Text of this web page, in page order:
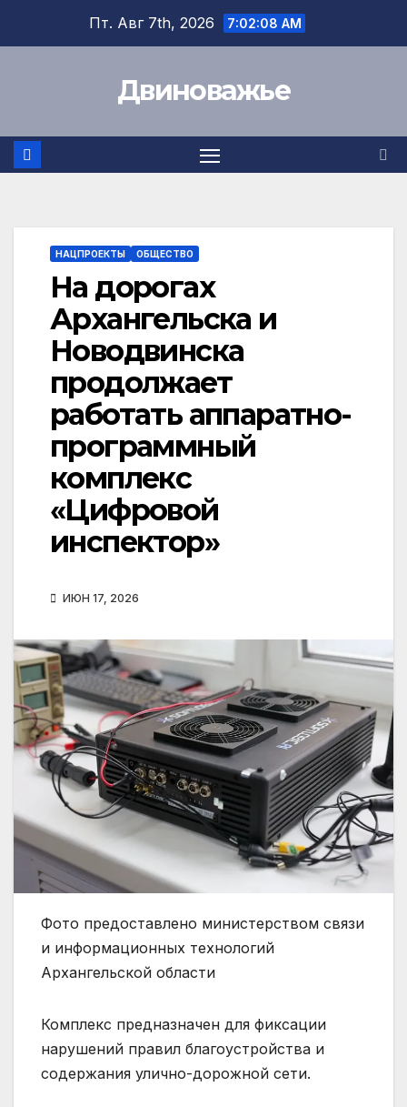
Пт. Авг 7th, 2026 7:02:09 AM
Двиноважье
НАЦПРОЕКТЫ ОБЩЕСТВО
На дорогах
Архангельска и
Новодвинска
продолжает
работать аппаратно-
программный
комплекс
«Цифровой
инспектор»
ИЮН 17, 2026
Фото предоставлено министерством связи
и информационных технологий
Архангельской области
Комплекс предназначен для фиксации
нарушений правил благоустройства и
содержания улично-дорожной сети.